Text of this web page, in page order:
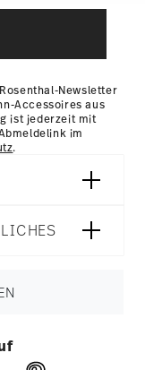
in andere
Newsletter
Accessoires aus
ist jederzeit mit
im
.